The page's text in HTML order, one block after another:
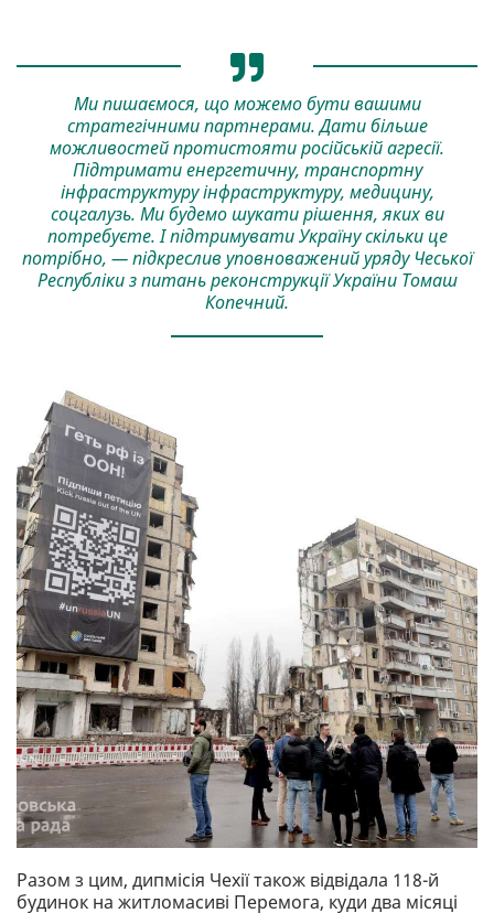
Ми пишаємося, що можемо бути вашими
стратегічними партнерами. Дати більше
можливостей протистояти російській агресії.
Підтримати енергетичну, транспортну
інфраструктуру інфраструктуру, медицину,
соцгалузь. Ми будемо шукати рішення, яких ви
потребуєте. І підтримувати Україну скільки це
потрібно, — підкреслив уповноважений уряду Чеської
Республіки з питань реконструкції України Томаш
Копечний.
Разом з цим, дипмісія Чехії також відвідала 118-й
будинок на житломасиві Перемога, куди два місяці